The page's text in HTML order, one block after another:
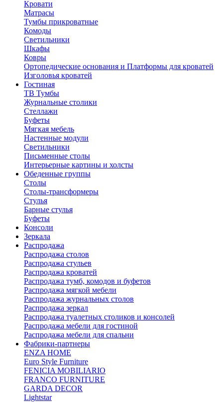
Кровати
Матрасы
Тумбы прикроватные
Комоды
Светильники
Шкафы
Ковры
Ортопедические основания и Платформы для кроватей
Изголовья кроватей
Гостиная
ТВ Тумбы
Журнальные столики
Стеллажи
Буфеты
Мягкая мебель
Настенные модули
Светильники
Письменные столы
Интерьерные картины и холсты
Обеденные группы
Столы
Столы-трансформеры
Стулья
Барные стулья
Буфеты
Консоли
Зеркала
Распродажа
Распродажа столов
Распродажа стульев
Распродажа кроватей
Распродажа тумб, комодов и буфетов
Распродажа мягкой мебели
Распродажа журнальных столов
Распродажа зеркал
Распродажа туалетных столиков и консолей
Распродажа мебели для гостиной
Распродажа мебели для спальни
Фабрики-партнеры
ENZA HOME
Euro Style Furniture
FENICIA MOBILIARIO
FRANCO FURNITURE
GARDA DECOR
Lightstar